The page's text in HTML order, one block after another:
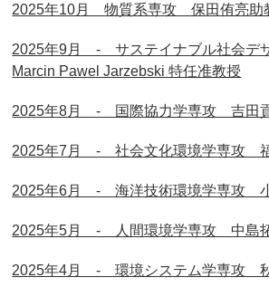
2025年10月 物質系専攻 保田侑亮助
2025年9月 - サステイナブル社会デ
Marcin Pawel Jarzebski 特任准教授
2025年8月 - 国際協力学専攻 吉田
2025年7月 - 社会文化環境学専攻
2025年6月 - 海洋技術環境学専攻
2025年5月 - 人間環境学専攻 中島
2025年4月 - 環境システム学専攻